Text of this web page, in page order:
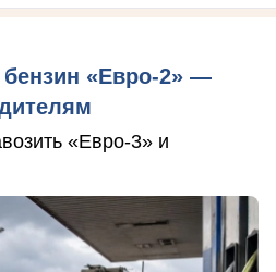
«Евро-2» —
«Евро-3» и